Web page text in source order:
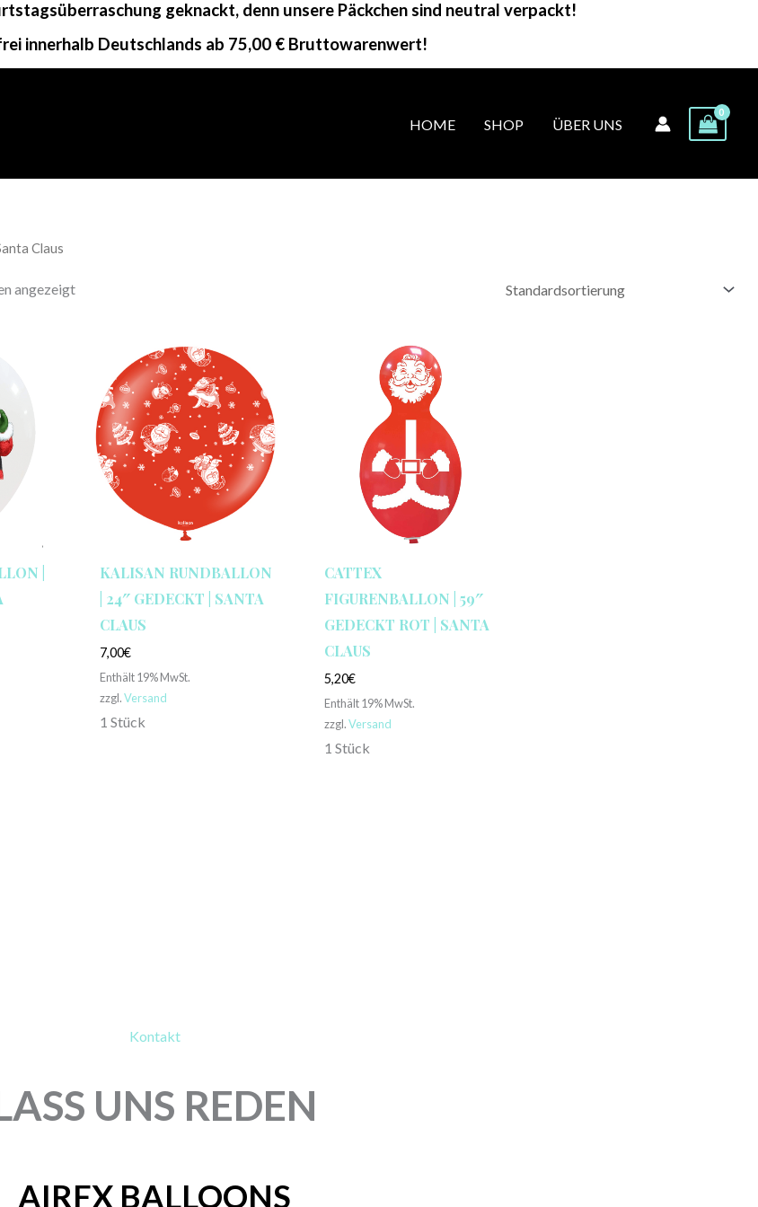
geknackt, denn unsere Päckchen sind neutral verpackt!
innerhalb Deutschlands ab 75,00 € Bruttowarenwert!
HOME SHOP ÜBER UNS
Claus
angezeigt
|
KALISAN RUNDBALLON
| 24″ GEDECKT | SANTA
CLAUS
7,00€
Enthält 19% MwSt.
zzgl.Versand
1 Stück
CATTEX
FIGURENBALLON | 59″
GEDECKT ROT | SANTA
CLAUS
5,20€
Enthält 19% MwSt.
zzgl.Versand
1 Stück
Kontakt
UNS REDEN
AIRFX BALLOONS